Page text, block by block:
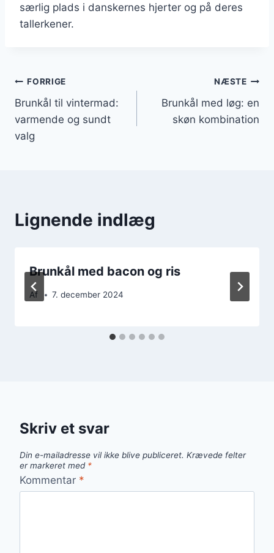
særlig plads i danskernes hjerter og på deres
tallerkener.
Indlægsnavigation
FORRIGE
Brunkål til vintermad:
varmende og sundt
valg
NÆSTE
Brunkål med løg: en
skøn kombination
Lignende indlæg
Brunkål med bacon og ris
Af 7. december 2024
Skriv et svar
Din e-mailadresse vil ikke blive publiceret. Krævede felter
er markeret med *
Kommentar *